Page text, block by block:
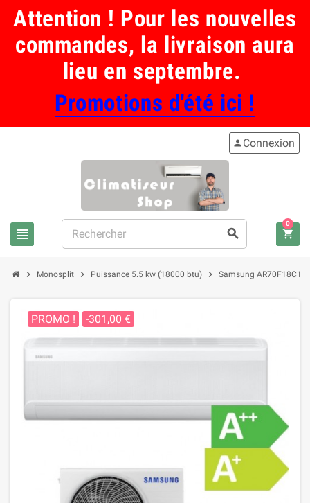
Attention ! Pour les nouvelles
commandes, la livraison aura
lieu en septembre.
Promotions d'été ici !
view_headline search
person Connexion
shopping_cart
0
chevron_right Monosplit chevron_right Puissance 5.5 kw (18000 btu) chevron_right Samsung
PROMO ! -301,00 €